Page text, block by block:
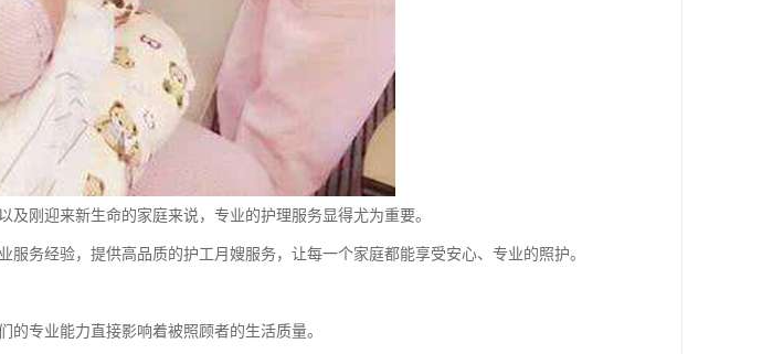
刚迎来新生命的家庭来说，专业的护理服务显得尤为重要。
服务经验，提供高品质的护工月嫂服务，让每一个家庭都能享受安心、专业的照护。
专业能力直接影响着被照顾者的生活质量。